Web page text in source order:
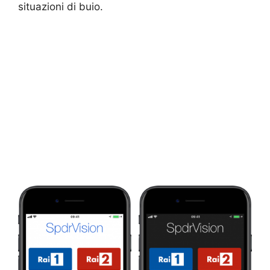
situazioni di buio.